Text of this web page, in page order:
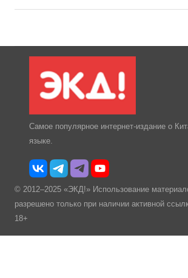
Самое популярное интернет-издание о
языке.
© 2012–2025 «ЭКД!» Использование
разрешено только при наличии активной
18+